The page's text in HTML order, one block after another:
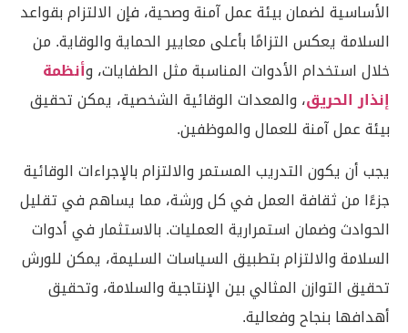
الأساسية لضمان بيئة عمل آمنة وصحية، فإن الالتزام بقواعد
السلامة يعكس التزامًا بأعلى معايير الحماية والوقاية. من
خلال استخدام الأدوات المناسبة مثل الطفايات، وأنظمة
إنذار الحريق، والمعدات الوقائية الشخصية، يمكن تحقيق
بيئة عمل آمنة للعمال والموظفين.
يجب أن يكون التدريب المستمر والالتزام بالإجراءات الوقائية
جزءًا من ثقافة العمل في كل ورشة، مما يساهم في تقليل
الحوادث وضمان استمرارية العمليات. بالاستثمار في أدوات
السلامة والالتزام بتطبيق السياسات السليمة، يمكن للورش
تحقيق التوازن المثالي بين الإنتاجية والسلامة، وتحقيق
أهدافها بنجاح وفعالية.